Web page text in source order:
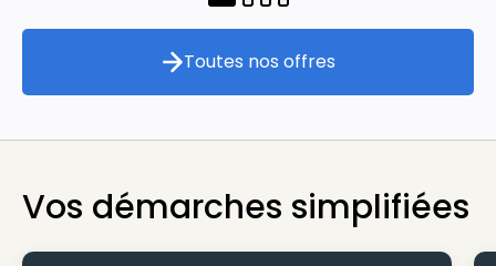
Toutes nos offres
Toutes nos offres
Vos démarches simplifiées